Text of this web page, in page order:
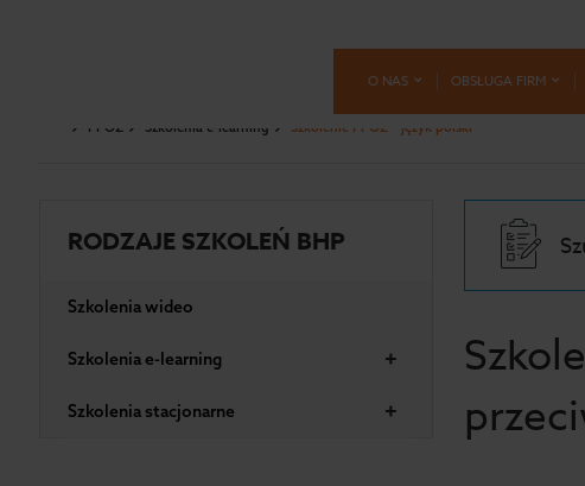
O NAS OBSŁUGA FIRM
PPOŻ Szkolenia e-learning Szkolenie PPOŻ – język polski
RODZAJE SZKOLEŃ BHP
Szkolenia wideo
+
Szkolenia e-learning
+
Szkolenia stacjonarne